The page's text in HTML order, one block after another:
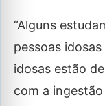
“Alguns
pessoas
idosas estão
com a